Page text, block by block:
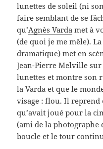
lunettes de soleil (ni
faire semblant de se
qu’Agnès Varda met à
(de quoi je me mêle).
dramatique) met en
Jean-Pierre Melville
lunettes et montre son
la Varda et que le
visage : flou. Il reprend
qu’avait joué pour la
(ami de la photographe
boucle et le tour